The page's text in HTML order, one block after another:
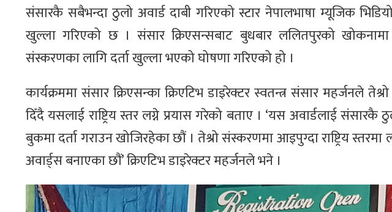
संसारकै सबैभन्दा ठुलो अवार्ड दाबी गरिएको स्टार नेपालभाषा म्यूजिक
खुल्ला गरिएको छ । संसार क्रिएसन्सबाट बुधबार ललितपुरको खोकनामा
संस्करणका लागि दर्ता खुल्ला भएको घोषणा गरिएको हो ।
कार्यक्रममा संसार क्रिएसन्का क्रिएटिभ डाइरेक्टर स्वतन्त्र संसार महर्जनले
दिँदै यसलाई राष्ट्रिय स्तर लग्ने प्रयास गरेको बताए । ‘यस अवार्डलाई
बुकमा दर्ता गराउन खोजिरहेका छौं । तेश्रो संस्करणमा आइपुग्दा राष्ट्रिय स्तरमा
अवार्ड्स बनाएका छौं’ क्रिएटिभ डाइरेक्टर महर्जनले भने ।